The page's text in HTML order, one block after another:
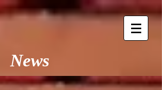
​​News